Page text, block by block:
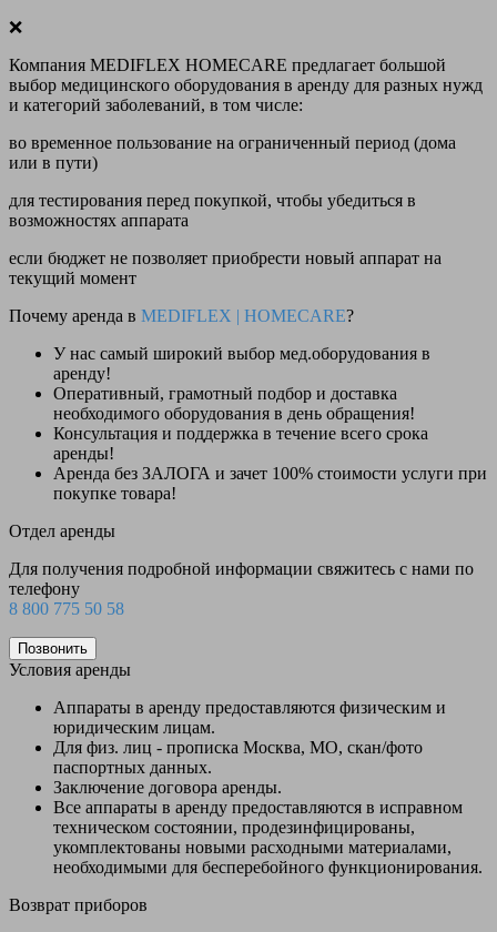
❌
Компания MEDIFLEX HOMECARE предлагает большой
выбор медицинского оборудования в аренду для разных нужд
и категорий заболеваний, в том числе:
во временное пользование на ограниченный период (дома
или в пути)
для тестирования перед покупкой, чтобы убедиться в
возможностях аппарата
если бюджет не позволяет приобрести новый аппарат на
текущий момент
Почему аренда в MEDIFLEX | HOMECARE?
У нас самый широкий выбор мед.оборудования в
аренду!
Оперативный, грамотный подбор и доставка
необходимого оборудования в день обращения!
Консультация и поддержка в течение всего срока
аренды!
Аренда без ЗАЛОГА и зачет 100% стоимости услуги при
покупке товара!
Отдел аренды
Для получения подробной информации свяжитесь с нами по
телефону
8 800 775 50 58
Позвонить
Условия аренды
Аппараты в аренду предоставляются физическим и
юридическим лицам.
Для физ. лиц - прописка Москва, МО, скан/фото
паспортных данных.
Заключение договора аренды.
Все аппараты в аренду предоставляются в исправном
техническом состоянии, продезинфицированы,
укомплектованы новыми расходными материалами,
необходимыми для бесперебойного функционирования.
Возврат приборов